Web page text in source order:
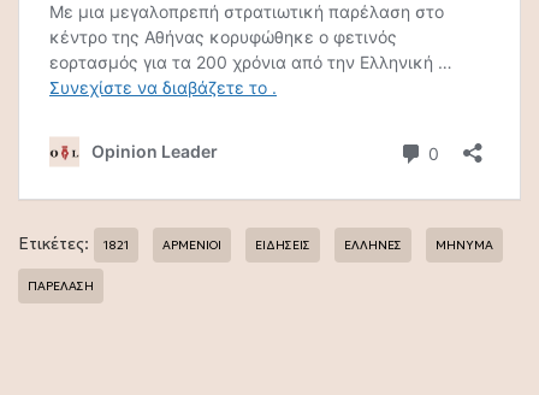
Ετικέτες: 1821 ΑΡΜΕΝΙΟΙ ΕΙΔΗΣΕΙΣ ΕΛΛΗΝΕΣ ΜΗΝΥΜΑ
ΠΑΡΕΛΑΣΗ